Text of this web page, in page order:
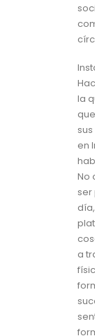
la
en
No
ser
a